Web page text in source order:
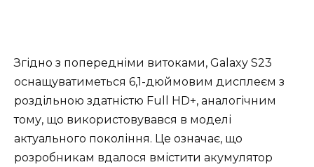
Згідно з попередніми витоками, Galaxy S23
оснащуватиметься 6,1-дюймовим дисплеєм з
роздільною здатністю Full HD+, аналогічним
тому, що використовувався в моделі
актуального покоління. Це означає, що
розробникам вдалося вмістити акумулятор